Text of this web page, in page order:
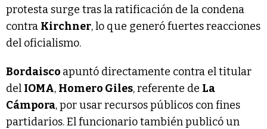
protesta surge tras la ratificación de la condena
contra Kirchner, lo que generó fuertes reacciones
del oficialismo.
Bordaisco apuntó directamente contra el titular
del IOMA, Homero Giles, referente de La
Cámpora, por usar recursos públicos con fines
partidarios. El funcionario también publicó un